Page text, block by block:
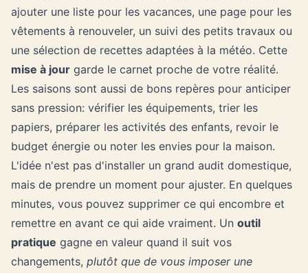
ajouter une liste pour les vacances, une page pour les
vêtements à renouveler, un suivi des petits travaux ou
une sélection de recettes adaptées à la météo. Cette
mise à jour garde le carnet proche de votre réalité.
Les saisons sont aussi de bons repères pour anticiper
sans pression: vérifier les équipements, trier les
papiers, préparer les activités des enfants, revoir le
budget énergie ou noter les envies pour la maison.
L'idée n'est pas d'installer un grand audit domestique,
mais de prendre un moment pour ajuster. En quelques
minutes, vous pouvez supprimer ce qui encombre et
remettre en avant ce qui aide vraiment. Un outil
pratique gagne en valeur quand il suit vos
changements, plutôt que de vous imposer une